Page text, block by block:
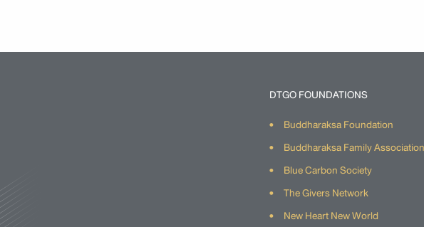
DTGO FOUNDATIONS
Buddharaksa Foundation
Buddharaksa Family Association
Blue Carbon Society
The Givers Network
New Heart New World